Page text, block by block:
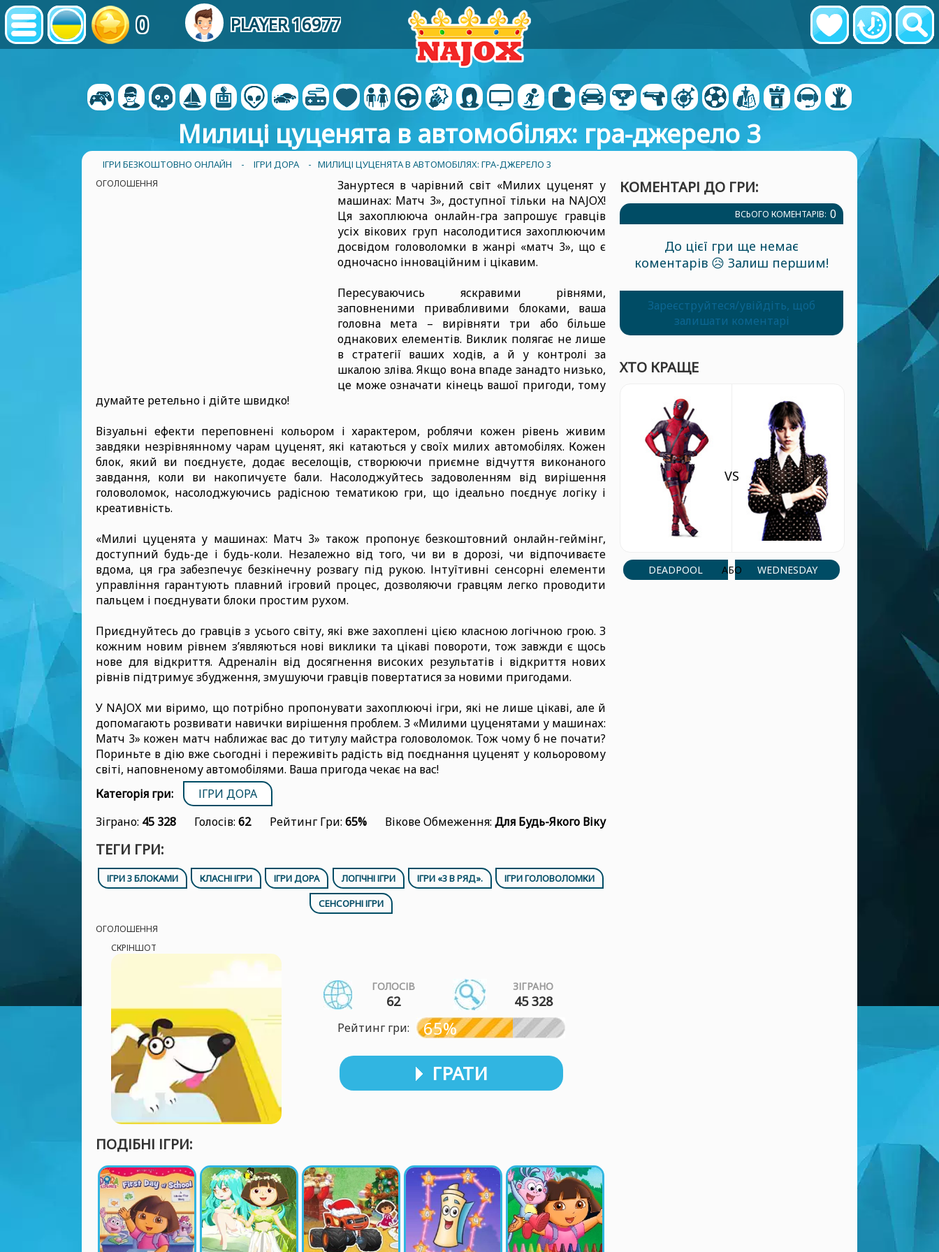
0 PLAYER 16977
Милиці цуценята в автомобілях: гра-джерело 3
ІГРИ БЕЗКОШТОВНО ОНЛАЙН - ІГРИ ДОРА - МИЛИЦІ ЦУЦЕНЯТА В АВТОМОБІЛЯХ: ГРА-ДЖЕРЕЛО 3
ОГОЛОШЕННЯ
Зануртеся в чарівний світ «Милих цуценят у
машинах: Матч 3», доступної тільки на NAJOX!
Ця захоплююча онлайн-гра запрошує гравців
усіх вікових груп насолодитися захоплюючим
досвідом головоломки в жанрі «матч 3», що є
одночасно інноваційним і цікавим.
Пересуваючись яскравими рівнями,
заповненими привабливими блоками, ваша
головна мета – вирівняти три або більше
однакових елементів. Виклик полягає не лише
в стратегії ваших ходів, а й у контролі за
шкалою зліва. Якщо вона впаде занадто низько,
це може означати кінець вашої пригоди, тому
думайте ретельно і дійте швидко!
Візуальні ефекти переповнені кольором і характером, роблячи кожен рівень живим
завдяки незрівнянному чарам цуценят, які катаються у своїх милих автомобілях. Кожен
блок, який ви поєднуєте, додає веселощів, створюючи приємне відчуття виконаного
завдання, коли ви накопичуєте бали. Насолоджуйтесь задоволенням від вирішення
головоломок, насолоджуючись радісною тематикою гри, що ідеально поєднує логіку і
креативність.
«Милиі цуценята у машинах: Матч 3» також пропонує безкоштовний онлайн-геймінг,
доступний будь-де і будь-коли. Незалежно від того, чи ви в дорозі, чи відпочиваєте
вдома, ця гра забезпечує безкінечну розвагу під рукою. Інтуїтивні сенсорні елементи
управління гарантують плавний ігровий процес, дозволяючи гравцям легко проводити
пальцем і поєднувати блоки простим рухом.
Приєднуйтесь до гравців з усього світу, які вже захоплені цією класною логічною грою. З
кожним новим рівнем з’являються нові виклики та цікаві повороти, тож завжди є щось
нове для відкриття. Адреналін від досягнення високих результатів і відкриття нових
рівнів підтримує збудження, змушуючи гравців повертатися за новими пригодами.
У NAJOX ми віримо, що потрібно пропонувати захоплюючі ігри, які не лише цікаві, але й
допомагають розвивати навички вирішення проблем. З «Милими цуценятами у машинах:
Матч 3» кожен матч наближає вас до титулу майстра головоломок. Тож чому б не почати?
Пориньте в дію вже сьогодні і переживіть радість від поєднання цуценят у кольоровому
світі, наповненому автомобілями. Ваша пригода чекає на вас!
Категорія гри:
ІГРИ ДОРА
Зіграно: 45 328 Голосів:62 Рейтинг Гри: 65% Вікове Обмеження: Для Будь-Якого Віку
ТЕГИ ГРИ:
ІГРИ З БЛОКАМИ КЛАСНІ ІГРИ ІГРИ ДОРА ЛОГІЧНІ ІГРИ ІГРИ «3 В РЯД».
ІГРИ ГОЛОВОЛОМКИ
СЕНСОРНІ ІГРИ
ОГОЛОШЕННЯ
СКРІНШОТ
ГОЛОСІВ
62
ЗІГРАНО
45 328
Рейтинг гри: 65%
ГРАТИ
ПОДІБНІ ІГРИ:
КОМЕНТАРІ ДО ГРИ:
ВСЬОГО КОМЕНТАРІВ: 0
До цієї гри ще немає
коментарів 😥 Залиш першим!
Зареєструйтеся/увійдіть, щоб
залишати коментарі
ХТО КРАЩЕ
DEADPOOL
VS
АБО WEDNESDAY